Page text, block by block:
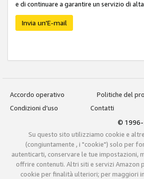
e di continuare a garantire un servizio di
Invia un'E-mail
Accordo operativo
Politiche del
Condizioni d’uso
Contatti
© 1996-
Su questo sito utilizziamo cookie e
(congiuntamente , i "cookie") solo per
autenticarti, conservare le tue impostazioni,
offrire contenuti. Altri siti e servizi Amazon
cookie per finalità ulteriori; per maggiori